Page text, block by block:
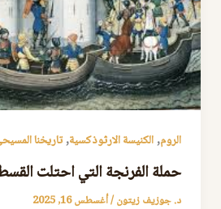
الروم,الكنيسة الارثوذكسية,تاريخنا
حملة الفرنجة التي احتلت
د. جوزيف زيتون/أغسطس 16, 2025